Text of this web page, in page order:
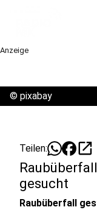
Anzeige
© pixabay
Teilen: open_in_new
gesucht
Raubüberfall